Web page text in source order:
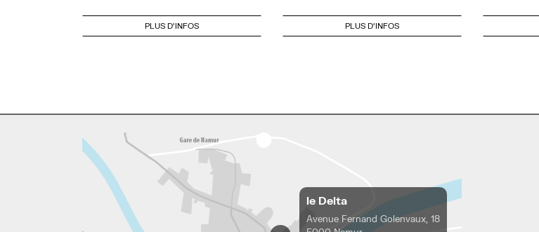
PLUS D'INFOS PLUS D'INFOS
le Delta
Avenue Fernand Golenvaux, 18